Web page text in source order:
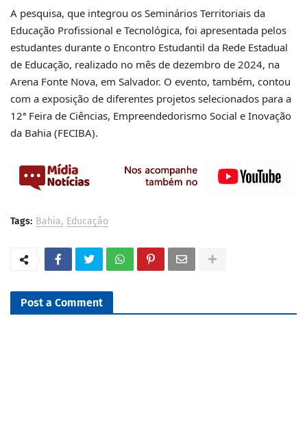
A pesquisa, que integrou os Seminários Territoriais da
Educação Profissional e Tecnológica, foi apresentada pelos
estudantes durante o Encontro Estudantil da Rede Estadual
de Educação, realizado no mês de dezembro de 2024, na
Arena Fonte Nova, em Salvador. O evento, também, contou
com a exposição de diferentes projetos selecionados para a
12ª Feira de Ciências, Empreendedorismo Social e Inovação
da Bahia (FECIBA).
Tags: Bahia Educação
Post a Comment